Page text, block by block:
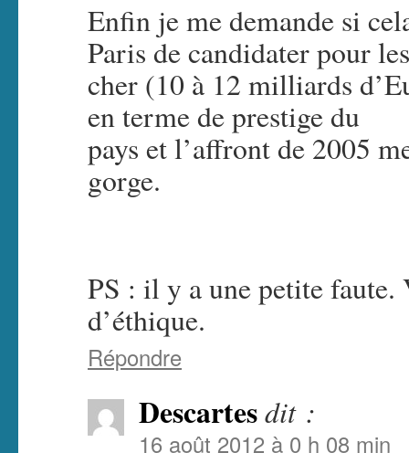
Enfin je me demande si
Paris de candidater pour
cher (10 à 12 milliards
en terme de prestige du
pays et l’affront de 2005
gorge.
PS : il y a une petite faute.
d’éthique.
Répondre
Descartesdit :
16 août 2012 à 0 h 08 min